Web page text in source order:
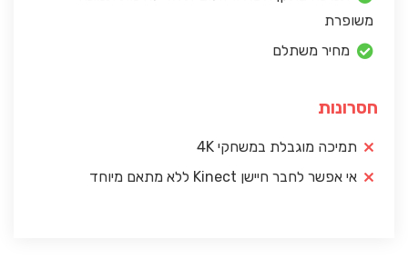
משופרת
מחיר משתלם
חסרונות
תמיכה מוגבלת במשחקי 4K
אי אפשר לחבר חיישן Kinect ללא מתאם מיוחד